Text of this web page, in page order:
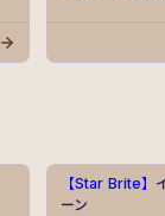
【Star Brite】
ーン